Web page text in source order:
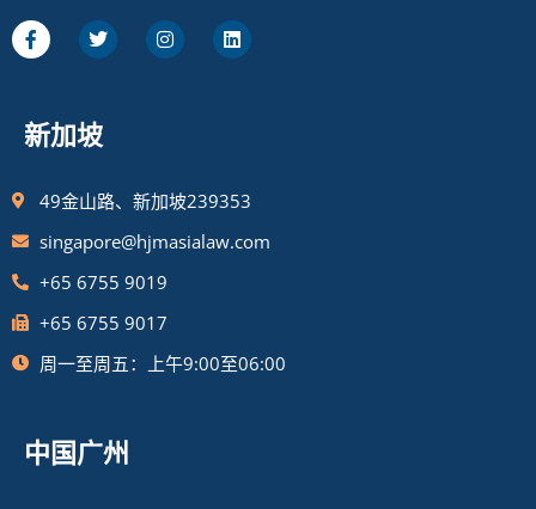
新加坡
49金山路、新加坡239353
singapore@hjmasialaw.com
+65 6755 9019
+65 6755 9017
周一至周五：上午9:00至06:00
中国广州